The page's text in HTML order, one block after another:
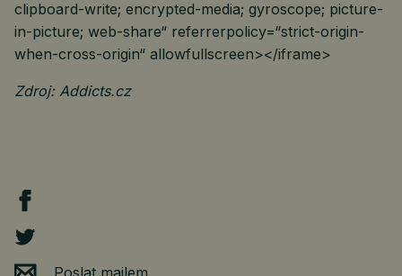
clipboard-write; encrypted-media; gyroscope; picture-
in-picture; web-share“ referrerpolicy=“strict-origin-
when-cross-origin“ allowfullscreen></iframe>
Zdroj: Addicts.cz
Poslat mailem